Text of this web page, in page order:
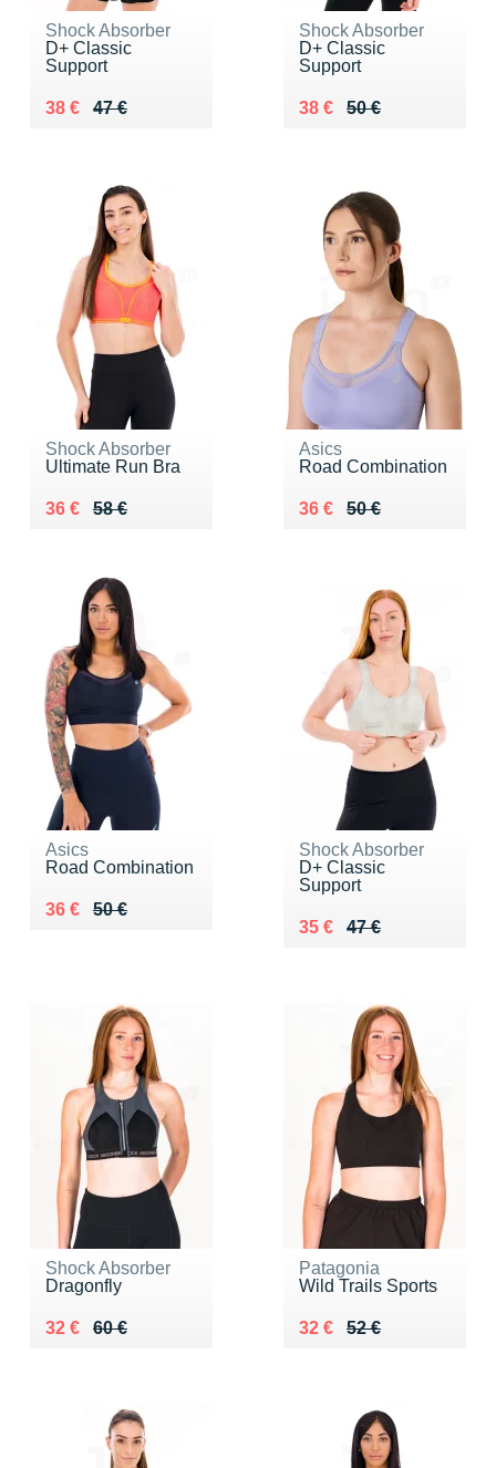
Shock Absorber
D+ Classic
Support
47 €
Au lieu de 47 €
38 €
Vendu 38 €
Shock Absorber
D+ Classic
Support
50 €
Au lieu de 50 €
38 €
Vendu 38 €
Shock Absorber
Ultimate Run Bra
58 €
Au lieu de 58 €
36 €
Vendu 36 €
Asics
Road Combination
50 €
Au lieu de 50 €
36 €
Vendu 36 €
Asics
Road Combination
50 €
Au lieu de 50 €
36 €
Vendu 36 €
Shock Absorber
D+ Classic
Support
47 €
Au lieu de 47 €
35 €
Vendu 35 €
Shock Absorber
Dragonfly
60 €
Au lieu de 60 €
32 €
Vendu 32 €
Patagonia
Wild Trails Sports
52 €
Au lieu de 52 €
32 €
Vendu 32 €